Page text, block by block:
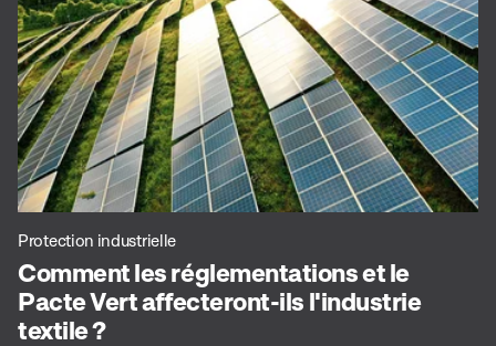
Protection industrielle
Comment les réglementations et le
Pacte Vert affecteront-ils l'industrie
textile ?